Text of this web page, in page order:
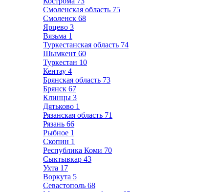
Смоленская область 75
Смоленск 68
Ярцево 3
Вязьма 1
Туркестанская область 74
Шымкент 60
Туркестан 10
Кентау 4
Брянская область 73
Брянск 67
Клинцы 3
Дятьково 1
Рязанская область 71
Рязань 66
Рыбное 1
Скопин 1
Республика Коми 70
Сыктывкар 43
Ухта 17
Воркута 5
Севастополь 68